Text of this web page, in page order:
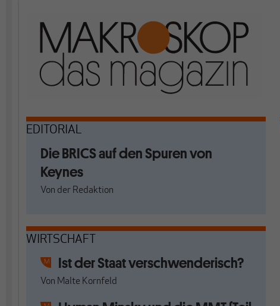
EDITORIAL
Die BRICS auf den Spuren von
Keynes
Von der Redaktion
WIRTSCHAFT
Ist der Staat verschwenderisch?
Von Malte Kornfeld